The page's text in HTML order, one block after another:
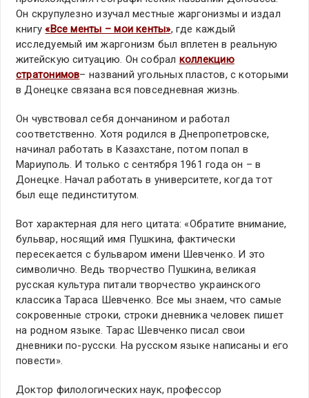
Он скрупулезно изучал местные жаргонизмы и издал
книгу«Все менты – мои кенты», где каждый
исследуемый им жаргонизм был вплетен в реальную
житейскую ситуацию. Он собрал коллекцию
стратонимов– названий угольных пластов, с которыми
в Донецке связана вся повседневная жизнь.
Он чувствовал себя дончанином и работал
соответственно. Хотя родился в Днепропетровске,
начинал работать в Казахстане, потом попал в
Мариуполь. И только с сентября 1961 года он – в
Донецке. Начал работать в университете, когда тот
был еще пединститутом.
Вот характерная для него цитата: «Обратите внимание,
бульвар, носящий имя Пушкина, фактически
пересекается с бульваром имени Шевченко. И это
символично. Ведь творчество Пушкина, великая
русская культура питали творчество украинского
классика Тараса Шевченко. Все мы знаем, что самые
сокровенные строки, строки дневника человек пишет
на родном языке. Тарас Шевченко писал свои
дневники по-русски. На русском языке написаны и его
повести».
Доктор филологических наук, профессор